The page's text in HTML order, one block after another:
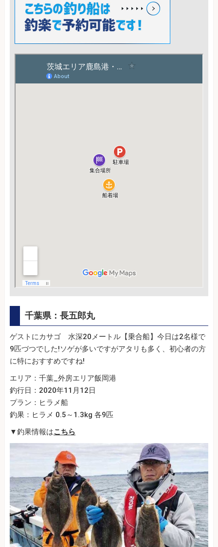
千葉県：長五郎丸
ゲストにカサゴ 水深20メートル【乗合船】今日は2名様で
9匹づつでした!ソゲが多いですがアタリも多く、初心者の方
に特におすすめですね!
エリア：千葉_外房エリア飯岡港
釣行日：2020年11月12日
プラン：ヒラメ船
釣果：ヒラメ 0.5～1.3kg 各9匹
▼釣果情報はこちら